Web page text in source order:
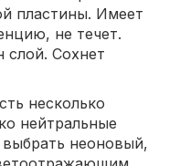
пластины. Имеет
не течет.
слой. Сохнет
несколько
нейтральные
неоновый,